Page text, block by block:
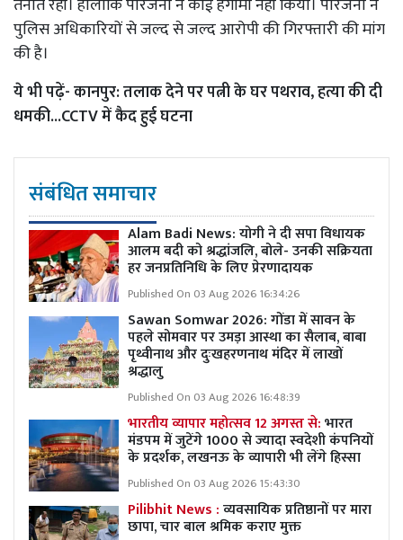
पुलिस अधिकारियों से जल्द से जल्द आरोपी की गिरफ्तारी की मांग
की है।
ये भी पढ़ें-कानपुर: तलाक देने पर पत्नी के घर पथराव, हत्या की दी
धमकी...CCTV में कैद हुई घटना
संबंधित समाचार
Alam Badi News: योगी ने दी सपा विधायक
आलम बदी को श्रद्धांजलि, बोले- उनकी सक्रियता
हर जनप्रतिनिधि के लिए प्रेरणादायक
Published On 03 Aug 2026 16:34:26
Sawan Somwar 2026: गोंडा में सावन के
पहले सोमवार पर उमड़ा आस्था का सैलाब, बाबा
पृथ्वीनाथ और दुःखहरणनाथ मंदिर में लाखों
श्रद्धालु
Published On 03 Aug 2026 16:48:39
भारतीय व्यापार महोत्सव 12 अगस्त से:भारत
मंडपम में जुटेंगे 1000 से ज्यादा स्वदेशी कंपनियों
के प्रदर्शक, लखनऊ के व्यापारी भी लेंगे हिस्सा
Published On 03 Aug 2026 15:43:30
Pilibhit News :व्यवसायिक प्रतिष्ठानों पर मारा
छापा, चार बाल श्रमिक कराए मुक्त